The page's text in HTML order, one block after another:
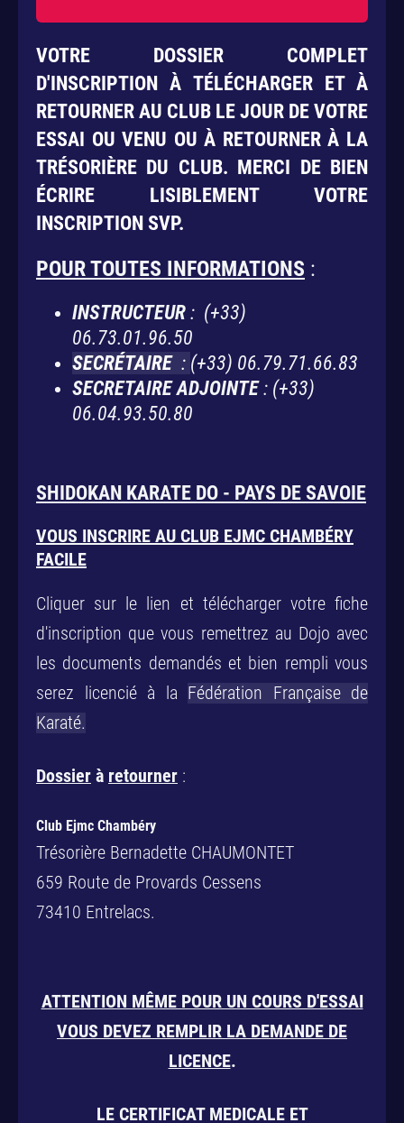
VOTRE DOSSIER COMPLET
D'INSCRIPTION À TÉLÉCHARGER ET À
RETOURNER AU CLUB LE JOUR DE VOTRE
ESSAI OU VENU OU À RETOURNER À LA
TRÉSORIÈRE DU CLUB. MERCI DE BIEN
ÉCRIRE LISIBLEMENT VOTRE
INSCRIPTION SVP.
POUR TOUTES INFORMATIONS :
INSTRUCTEUR : (+33)
06.73.01.96.50
SECRÉTAIRE : (+33) 06.79.71.66.83
SECRETAIRE ADJOINTE: (+33)
06.04.93.50.80
SHIDOKAN KARATE DO - PAYS DE SAVOIE
VOUS INSCRIRE AU CLUB EJMC CHAMBÉRY
FACILE
Cliquer sur le lien et télécharger votre fiche
d'inscription que vous remettrez au Dojo avec
les documents demandés et bien rempli vous
serez licencié à la Fédération Française de
Karaté.
Dossier à retourner :
Club Ejmc Chambéry
Trésorière Bernadette CHAUMONTET
659 Route de Provards Cessens
73410 Entrelacs.
ATTENTION MÊME POUR UN COURS D'ESSAI
VOUS DEVEZ REMPLIR LA DEMANDE DE
LICENCE.
LE CERTIFICAT MEDICALE ET